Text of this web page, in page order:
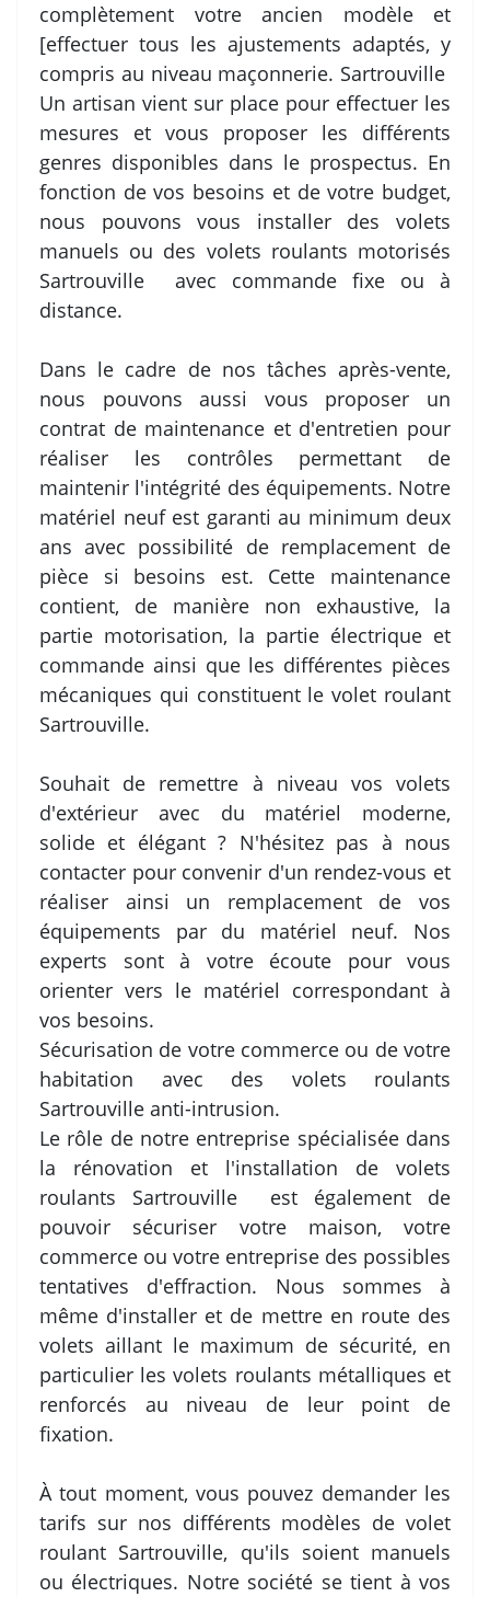
complètement votre ancien modèle et
[effectuer tous les ajustements adaptés, y
compris au niveau maçonnerie. Sartrouville
Un artisan vient sur place pour effectuer les
mesures et vous proposer les différents
genres disponibles dans le prospectus. En
fonction de vos besoins et de votre budget,
nous pouvons vous installer des volets
manuels ou des volets roulants motorisés
Sartrouville avec commande fixe ou à
distance.
Dans le cadre de nos tâches après-vente,
nous pouvons aussi vous proposer un
contrat de maintenance et d'entretien pour
réaliser les contrôles permettant de
maintenir l'intégrité des équipements. Notre
matériel neuf est garanti au minimum deux
ans avec possibilité de remplacement de
pièce si besoins est. Cette maintenance
contient, de manière non exhaustive, la
partie motorisation, la partie électrique et
commande ainsi que les différentes pièces
mécaniques qui constituent le volet roulant
Sartrouville.
Souhait de remettre à niveau vos volets
d'extérieur avec du matériel moderne,
solide et élégant ? N'hésitez pas à nous
contacter pour convenir d'un rendez-vous et
réaliser ainsi un remplacement de vos
équipements par du matériel neuf. Nos
experts sont à votre écoute pour vous
orienter vers le matériel correspondant à
vos besoins.
Sécurisation de votre commerce ou de votre
habitation avec des volets roulants
Sartrouville anti-intrusion.
Le rôle de notre entreprise spécialisée dans
la rénovation et l'installation de volets
roulants Sartrouville est également de
pouvoir sécuriser votre maison, votre
commerce ou votre entreprise des possibles
tentatives d'effraction. Nous sommes à
même d'installer et de mettre en route des
volets aillant le maximum de sécurité, en
particulier les volets roulants métalliques et
renforcés au niveau de leur point de
fixation.
À tout moment, vous pouvez demander les
tarifs sur nos différents modèles de volet
roulant Sartrouville, qu'ils soient manuels
ou électriques. Notre société se tient à vos